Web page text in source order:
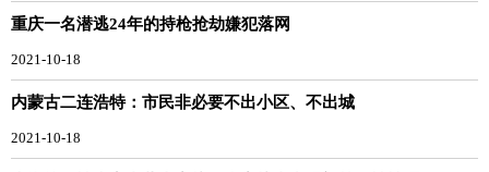
重庆一名潜逃24年的持枪抢劫嫌犯落网
2021-10-18
内蒙古二连浩特：市民非必要不出小区、不出城
2021-10-18